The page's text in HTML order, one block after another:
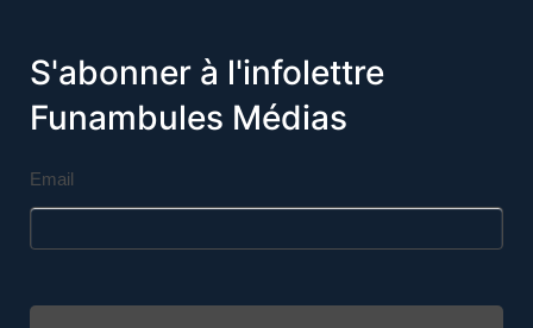
S'abonner à l'infolettre
Funambules Médias
Email